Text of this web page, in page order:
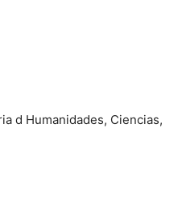
d Humanidades, Ciencias,